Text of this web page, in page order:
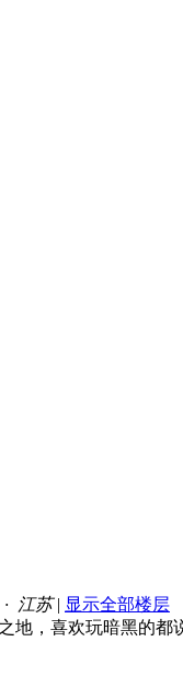
· 江苏 | 显示全部楼层
地，喜欢玩暗黑的